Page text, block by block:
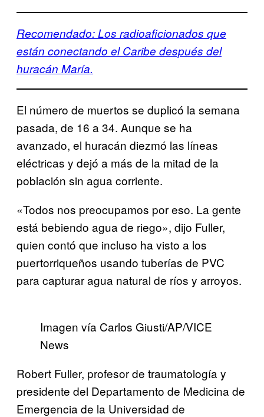
Recomendado: Los radioaficionados que
están conectando el Caribe después del
huracán María.
El número de muertos se duplicó la semana
pasada, de 16 a 34. Aunque se ha
avanzado, el huracán diezmó las líneas
eléctricas y dejó a más de la mitad de la
población sin agua corriente.
«Todos nos preocupamos por eso. La gente
está bebiendo agua de riego», dijo Fuller,
quien contó que incluso ha visto a los
puertorriqueños usando tuberías de PVC
para capturar agua natural de ríos y arroyos.
Imagen vía Carlos Giusti/AP/VICE
News
Robert Fuller, profesor de traumatología y
presidente del Departamento de Medicina de
Emergencia de la Universidad de